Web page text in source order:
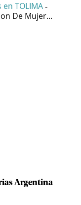
en TOLIMA -
De Mujer...
Argentina